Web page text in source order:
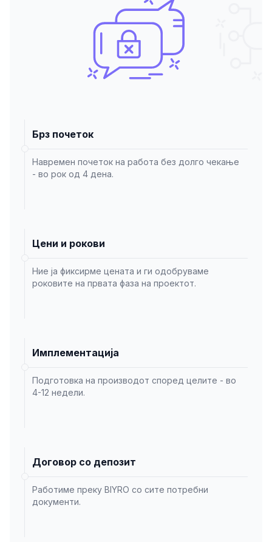
Брз почеток
Навремен почеток на работа без долго чекање
- во рок од 4 дена.
Цени и рокови
Ние ја фиксирме цената и ги одобруваме
роковите на првата фаза на проектот.
Имплементација
Подготовка на производот според целите - во
4-12 недели.
Договор со депозит
Работиме преку BIYRO со сите потребни
документи.